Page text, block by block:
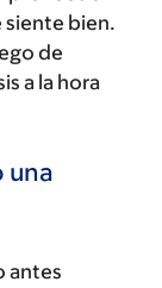
siente bien.
de
a la hora
una
antes